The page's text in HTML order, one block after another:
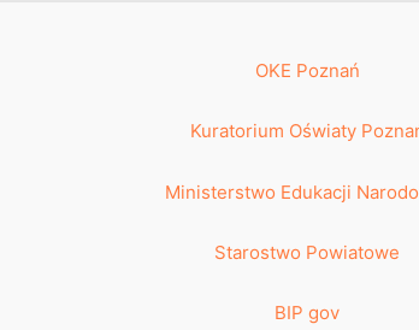
OKE Poznań
Kuratorium Oświaty
Ministerstwo Edukacji
Starostwo Powiatowe
BIP gov